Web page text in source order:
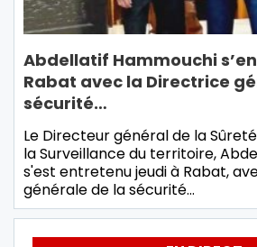
Abdellatif Hammouchi
Rabat avec la Directrice
sécurité…
Le Directeur général de la
la Surveillance du territoire,
s'est entretenu jeudi à Rabat,
générale de la sécurité…